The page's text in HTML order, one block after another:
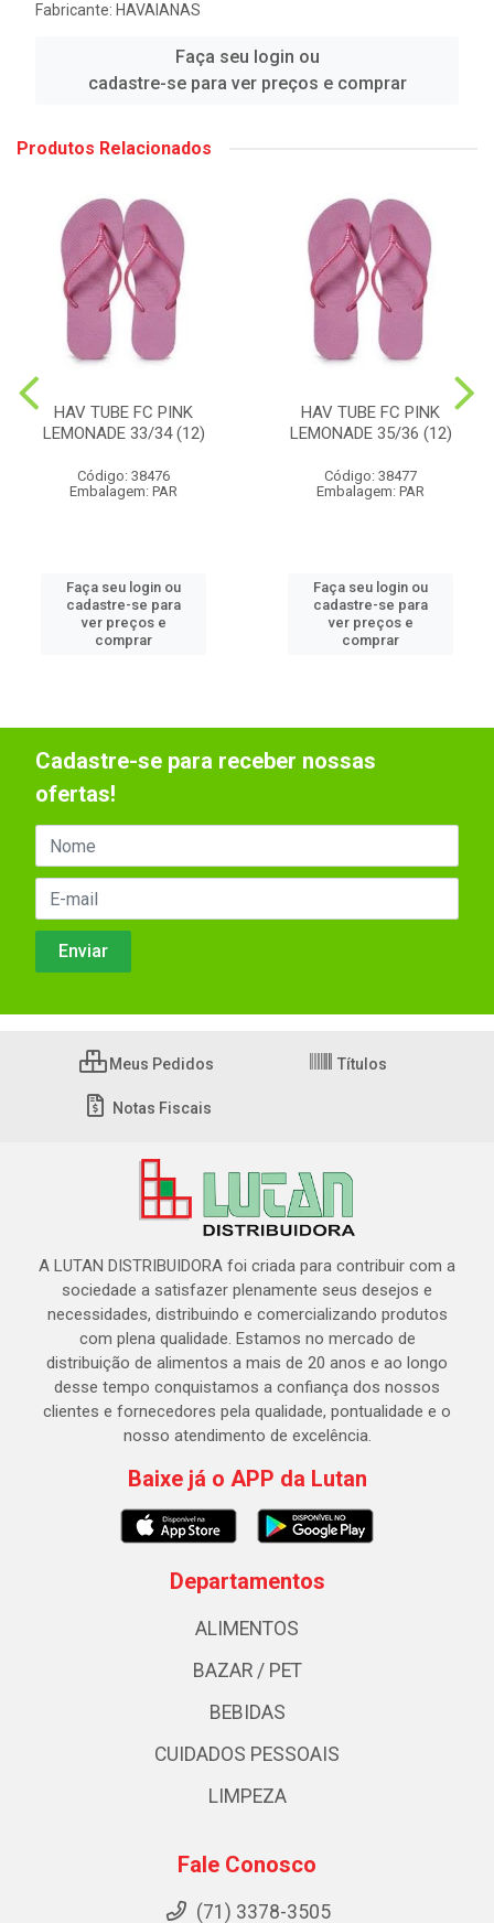
Fabricante: HAVAIANAS
Faça seu login ou
cadastre-se para ver preços e comprar
Produtos Relacionados
HAV TUBE FC PINK
LEMONADE 33/34 (12)
Código: 38476
Embalagem: PAR
Faça seu login ou
cadastre-se para
ver preços e
comprar
HAV TUBE FC PINK
LEMONADE 35/36 (12)
Código: 38477
Embalagem: PAR
Faça seu login ou
cadastre-se para
ver preços e
comprar
Cadastre-se para receber nossas
ofertas!
Meus Pedidos Títulos
Notas Fiscais
A LUTAN DISTRIBUIDORA foi criada para contribuir com a
sociedade a satisfazer plenamente seus desejos e
necessidades, distribuindo e comercializando produtos
com plena qualidade. Estamos no mercado de
distribuição de alimentos a mais de 20 anos e ao longo
desse tempo conquistamos a confiança dos nossos
clientes e fornecedores pela qualidade, pontualidade e o
nosso atendimento de excelência.
Baixe já o APP da Lutan
Departamentos
ALIMENTOS
BAZAR / PET
BEBIDAS
CUIDADOS PESSOAIS
LIMPEZA
Fale Conosco
(71) 3378-3505